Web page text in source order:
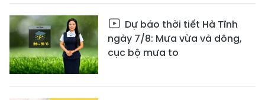
Dự báo thời tiết Hà Tĩnh
ngày 7/8: Mưa vừa và dông,
cục bộ mưa to